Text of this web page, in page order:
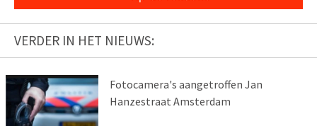
VERDER IN HET NIEUWS:
Fotocamera's aangetroffen Jan
Hanzestraat Amsterdam